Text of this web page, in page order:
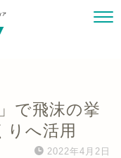
で飛沫の挙
りへ活用
2022年4月2日